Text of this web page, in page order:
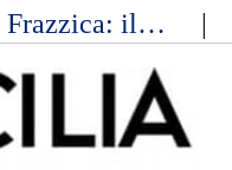
Frazzica: il…